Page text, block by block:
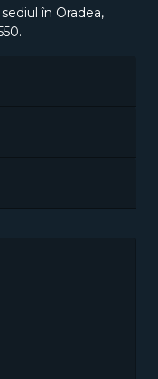
în Oradea,